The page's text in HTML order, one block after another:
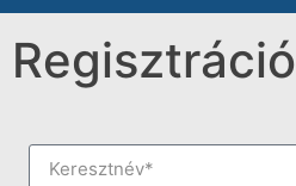
Regisztráció